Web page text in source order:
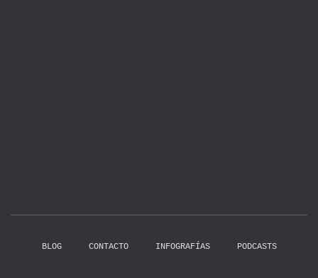
BLOG CONTACTO INFOGRAFÍAS PODCASTS